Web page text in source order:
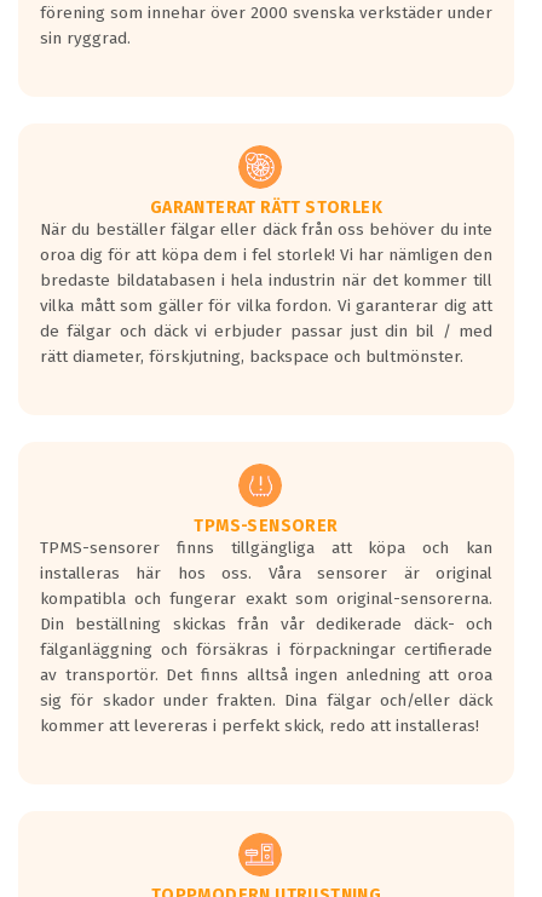
förening som innehar över 2000 svenska verkstäder under
sin ryggrad.
GARANTERAT RÄTT STORLEK
När du beställer fälgar eller däck från oss behöver du inte
oroa dig för att köpa dem i fel storlek! Vi har nämligen den
bredaste bildatabasen i hela industrin när det kommer till
vilka mått som gäller för vilka fordon. Vi garanterar dig att
de fälgar och däck vi erbjuder passar just din bil / med
rätt diameter, förskjutning, backspace och bultmönster.
TPMS-SENSORER
TPMS-sensorer finns tillgängliga att köpa och kan
installeras här hos oss. Våra sensorer är original
kompatibla och fungerar exakt som original-sensorerna.
Din beställning skickas från vår dedikerade däck- och
fälganläggning och försäkras i förpackningar certifierade
av transportör. Det finns alltså ingen anledning att oroa
sig för skador under frakten. Dina fälgar och/eller däck
kommer att levereras i perfekt skick, redo att installeras!